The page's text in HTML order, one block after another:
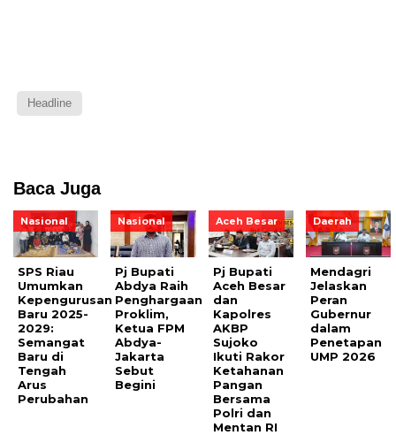
Headline
Baca Juga
Nasional
SPS Riau
Umumkan
Kepengurusan
Baru 2025-
2029:
Semangat
Baru di
Tengah
Arus
Perubahan
Nasional
Pj Bupati
Abdya Raih
Penghargaan
Proklim,
Ketua FPM
Abdya-
Jakarta
Sebut
Begini
Aceh Besar
Pj Bupati
Aceh Besar
dan
Kapolres
AKBP
Sujoko
Ikuti Rakor
Ketahanan
Pangan
Bersama
Polri dan
Mentan RI
Daerah
Mendagri
Jelaskan
Peran
Gubernur
dalam
Penetapan
UMP 2026